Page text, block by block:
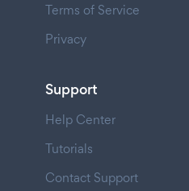
Terms of Service
Privacy
Support
Help Center
Tutorials
Contact Support